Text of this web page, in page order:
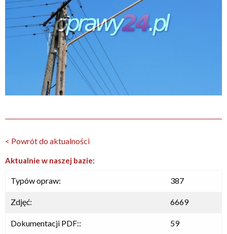
< Powrót do aktualności
Aktualnie w naszej bazie:
Typów opraw: 387
Zdjęć: 6669
Dokumentacji PDF:: 59